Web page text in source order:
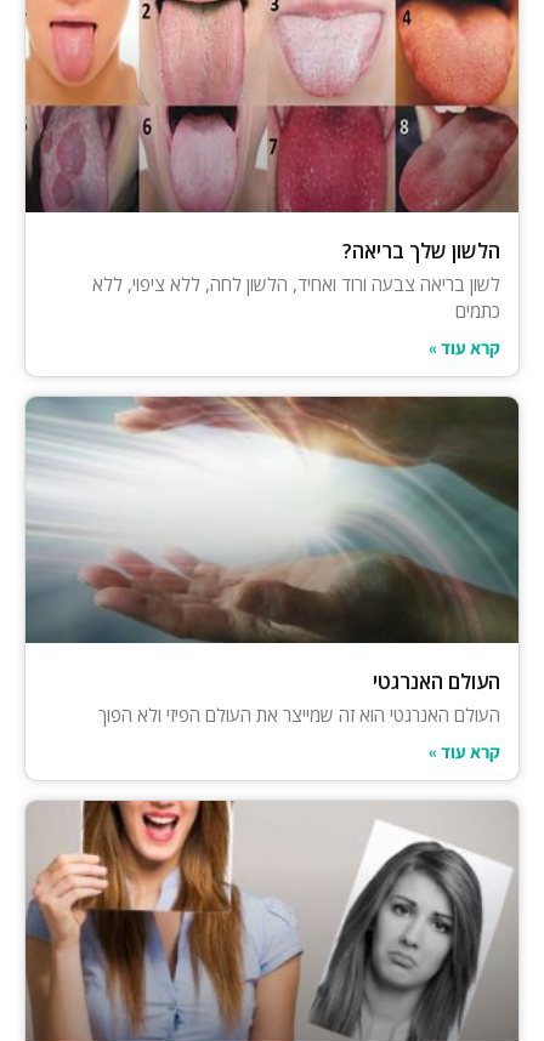
הלשון שלך בריאה?
לשון בריאה צבעה ורוד ואחיד, הלשון לחה, ללא ציפוי, ללא
כתמים
קרא עוד »
העולם האנרגטי
העולם האנרגטי הוא זה שמייצר את העולם הפיזי ולא הפוך
קרא עוד »